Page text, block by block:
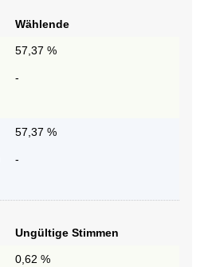
Wählende
57,37 %
-
57,37 %
-
Ungültige Stimmen
0,62 %